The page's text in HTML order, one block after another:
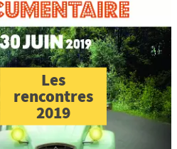
Les
rencontres
2019